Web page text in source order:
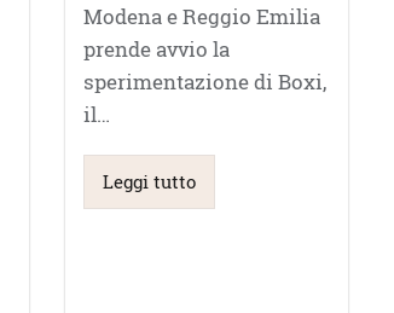
Modena e Reggio Emilia
prende avvio la
sperimentazione di Boxi,
il…
Leggi tutto